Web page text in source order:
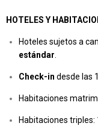
HOTELES Y
Hoteles sujetos a
estándar.
Check-in desde las
Habitaciones
Habitaciones triples: